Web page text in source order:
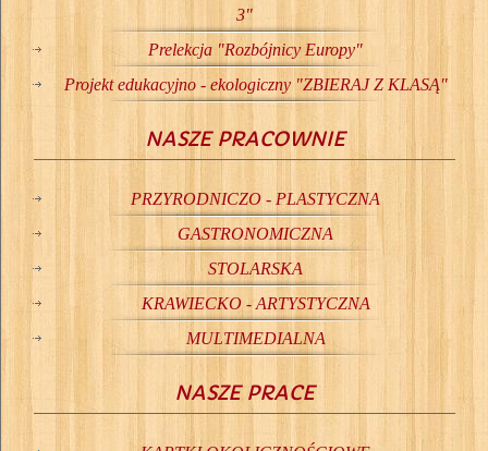
3"
Prelekcja "Rozbójnicy Europy"
Projekt edukacyjno - ekologiczny "ZBIERAJ Z KLASĄ"
NASZE PRACOWNIE
PRZYRODNICZO - PLASTYCZNA
GASTRONOMICZNA
STOLARSKA
KRAWIECKO - ARTYSTYCZNA
MULTIMEDIALNA
NASZE PRACE